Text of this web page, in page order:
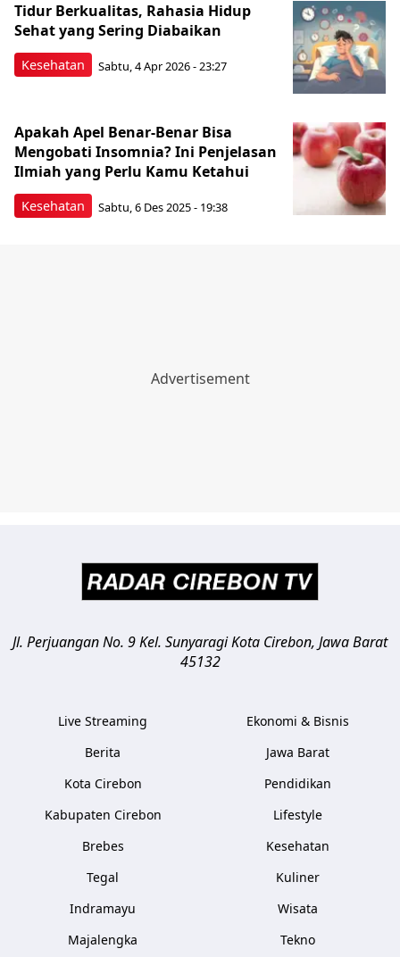
Kesehatan
Tidur Berkualitas, Rahasia Hidup
Sehat yang Sering Diabaikan
Sabtu, 4 Apr 2026 - 23:27
Kesehatan
Apakah Apel Benar-Benar Bisa
Mengobati Insomnia? Ini Penjelasan
Ilmiah yang Perlu Kamu Ketahui
Sabtu, 6 Des 2025 - 19:38
Jl. Perjuangan No. 9 Kel. SunyaragiKota Cirebon, Jawa Barat
45132
Live Streaming
Berita
Kota Cirebon
Kabupaten Cirebon
Brebes
Tegal
Indramayu
Majalengka
Ekonomi & Bisnis
Jawa Barat
Pendidikan
Lifestyle
Kesehatan
Kuliner
Wisata
Tekno